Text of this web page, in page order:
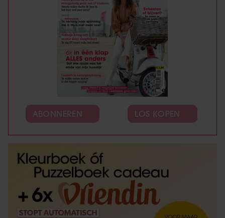
ABONNEREN LOS KOPEN